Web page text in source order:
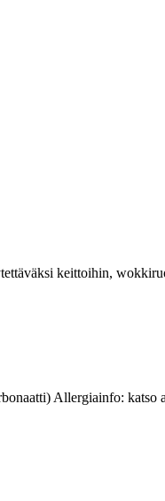
keittoihin,
Allergiainfo: katso